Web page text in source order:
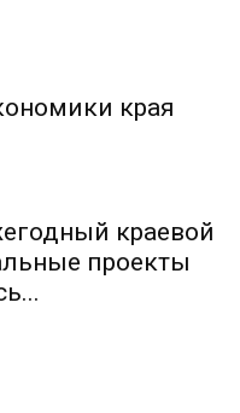
края
краевой
проекты